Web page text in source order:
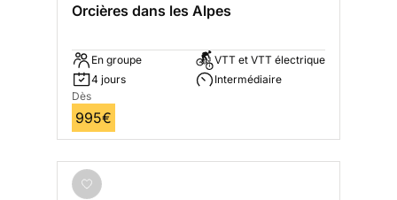
Orcières dans les Alpes
En groupe
4 jours
VTT et VTT électrique
Intermédiaire
Dès
995€